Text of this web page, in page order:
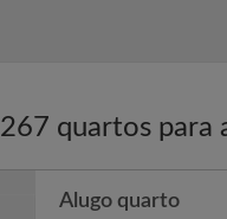
267 quartos para
Alugo quarto